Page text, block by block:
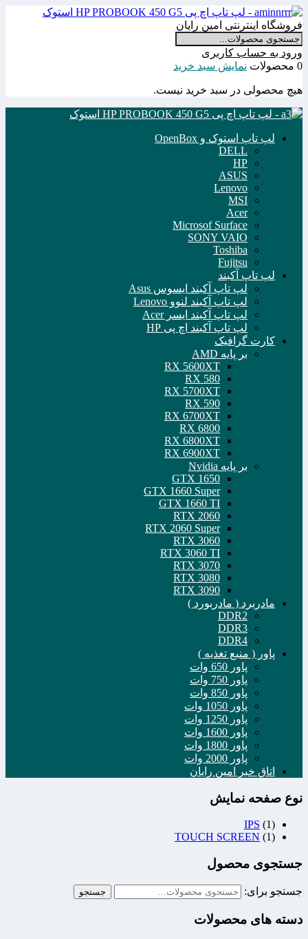
فروشگاه اینترنتی امین رایان
ورود به حساب کاربری
0 محصولات
نمایش سبد خرید
هیچ محصولی در سبد خرید نیست.
لپ تاپ استوک و OpenBox
DELL
HP
ASUS
Lenovo
MSI
Acer
Microsof Surface
SONY VAIO
Toshiba
Fujitsu
لپ تاپ آکبند
لپ تاپ آکبند ایسوس Asus
لپ تاپ آکبند لنوو Lenovo
لپ تاپ آکبند ایسر Acer
لپ تاپ آکبند اچ پی HP
کارت گرافیک
بر پایه AMD
RX 5600XT
RX 580
RX 5700XT
RX 590
RX 6700XT
RX 6800
RX 6800XT
RX 6900XT
بر پایه Nvidia
GTX 1650
GTX 1660 Super
GTX 1660 TI
RTX 2060
RTX 2060 Super
RTX 3060
RTX 3060 TI
RTX 3070
RTX 3080
RTX 3090
مادربرد ( مادربورد )
DDR2
DDR3
DDR4
پاور ( منبع تغذیه )
پاور 650 وات
پاور 750 وات
پاور 850 وات
پاور 1050 وات
پاور 1250 وات
پاور 1600 وات
پاور 1800 وات
پاور 2000 وات
اتاق خبر امین رایان
نوع صفحه نمایش
IPS (1)
TOUCH SCREEN (1)
جستجوی محصول
جستجو برای: جستجو
دسته های محصولات